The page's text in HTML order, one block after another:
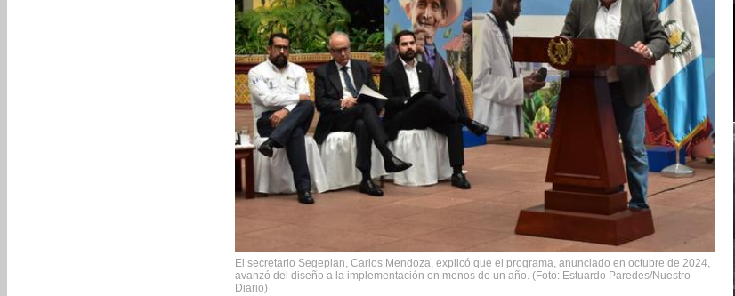
El secretario Segeplan, Carlos Mendoza, explicó que el programa, anunciado en octubre de 2024,
avanzó del diseño a la implementación en menos de un año. (Foto: Estuardo Paredes/Nuestro
Diario)